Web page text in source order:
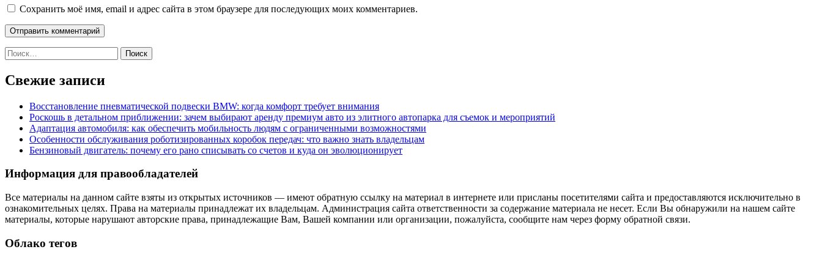
Сохранить моё имя, email и адрес сайта в этом браузере для последующих моих комментариев.
Найти:
Свежие записи
Восстановление пневматической подвески BMW: когда комфорт требует внимания
Роскошь в детальном приближении: зачем выбирают аренду премиум авто из элитного автопарка для съемок и мероприятий
Адаптация автомобиля: как обеспечить мобильность людям с ограниченными возможностями
Особенности обслуживания роботизированных коробок передач: что важно знать владельцам
Бензиновый двигатель: почему его рано списывать со счетов и куда он эволюционирует
Информация для правообладателей
Все материалы на данном сайте взяты из открытых источников — имеют обратную ссылку на материал в интернете или присланы посетителями сайта и предоставляются исключительно в
ознакомительных целях. Права на материалы принадлежат их владельцам. Администрация сайта ответственности за содержание материала не несет. Если Вы обнаружили на нашем сайте
материалы, которые нарушают авторские права, принадлежащие Вам, Вашей компании или организации, пожалуйста, сообщите нам через форму обратной связи.
Облако тегов